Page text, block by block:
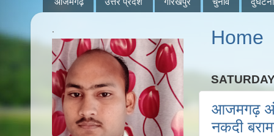
Home
आजमगढ़
नकदी
.